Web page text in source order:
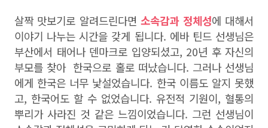
살짝 맛보기로 알려드린다면소속감과 정체성에 대해서
이야기 나누는 시간을 갖게 됩니다. 에바 틴드 선생님은
부산에서 태어나 덴마크로 입양되셨고, 20년 후 자신의
부모를 찾아 한국으로 홀로 떠났습니다. 그러나 선생님
에게 한국은 너무 낯설었습니다. 한국 이름도 알지 못했
고, 한국어도 할 수 없었습니다. 유전적 기원이, 혈통의
뿌리가 사라진 것 같은 느낌이었습니다. 그런 선생님이